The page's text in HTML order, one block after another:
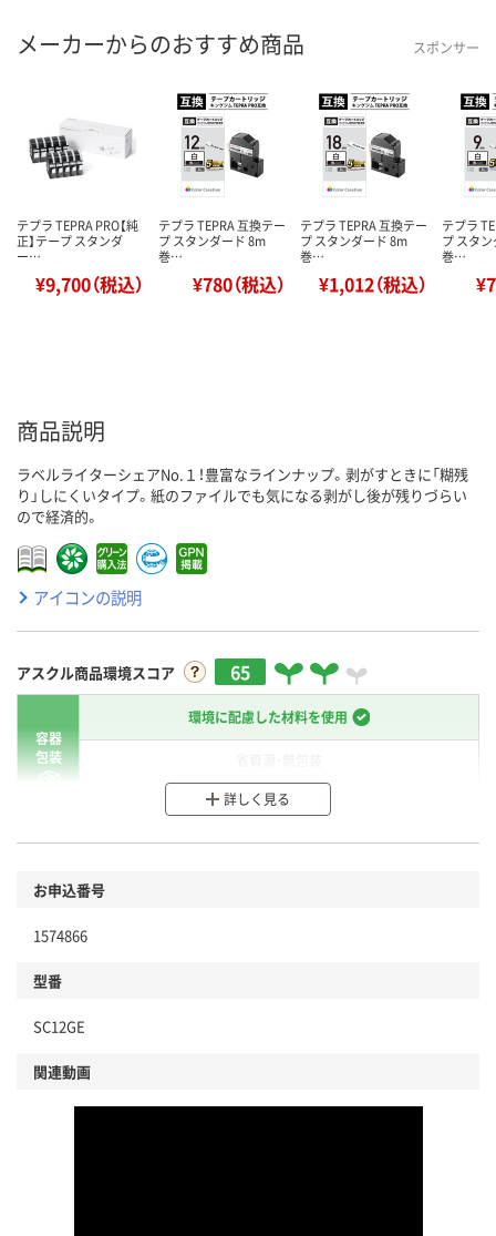
メーカーからのおすすめ商品 スポンサー
テプラ TEPRA PRO【純
正】テープ スタンダ
ー…
¥9,700（税込）
テプラ TEPRA 互換テー
プ スタンダード 8m
巻…
¥780（税込）
テプラ TEPRA 互換テー
プ スタンダード 8m
巻…
¥1,012（税込）
テプラ
プ スタ
巻…
商品説明
ラベルライターシェアNo.１！豊富なラインナップ。剥がすときに「糊残
り」しにくいタイプ。紙のファイルでも気になる剥がし後が残りづらい
ので経済的。
アイコンの説明
アスクル商品環境スコア 65
容器
包装
環境に配慮した材料を使用
分別・リサイクルしやすい設計
商品
本体
仕組
詳しく見る
お申込番号
1574866
型番
SC12GE
関連動画